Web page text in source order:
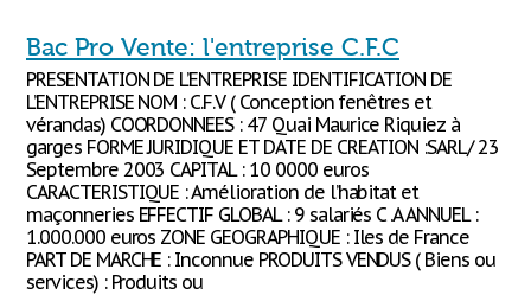
Bac Pro Vente: l'entreprise C.F.C
PRESENTATION DE L’ENTREPRISE IDENTIFICATION DE
L’ENTREPRISE NOM : C.F.V ( Conception fenêtres et
vérandas) COORDONNEES : 47 Quai Maurice Riquiez à
garges FORME JURIDIQUE ET DATE DE CREATION :SARL/ 23
Septembre 2003 CAPITAL : 10 0000 euros
CARACTERISTIQUE : Amélioration de l’habitat et
maçonneries EFFECTIF GLOBAL : 9 salariés C .A ANNUEL :
1.000.000 euros ZONE GEOGRAPHIQUE : Iles de France
PART DE MARCHE : Inconnue PRODUITS VENDUS ( Biens ou
services) : Produits ou